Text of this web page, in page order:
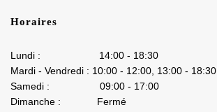
Horaires
Lundi : 14:00 - 18:30
Mardi - Vendredi : 10:00 - 12:00, 13:00 - 18:30
Samedi : 09:00 - 17:00
Dimanche : Fermé